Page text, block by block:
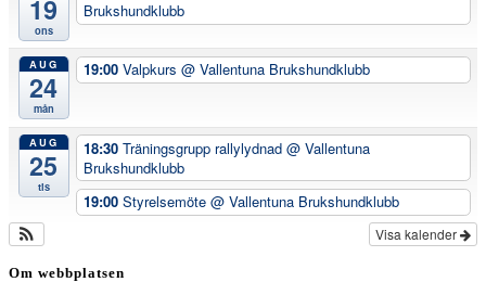
19
ons
Brukshundklubb
AUG
24
mån
19:00 Valpkurs @ Vallentuna Brukshundklubb
AUG
25
tis
18:30 Träningsgrupp rallylydnad @ Vallentuna
Brukshundklubb
19:00 Styrelsemöte @ Vallentuna Brukshundklubb
Visa kalender
Om webbplatsen